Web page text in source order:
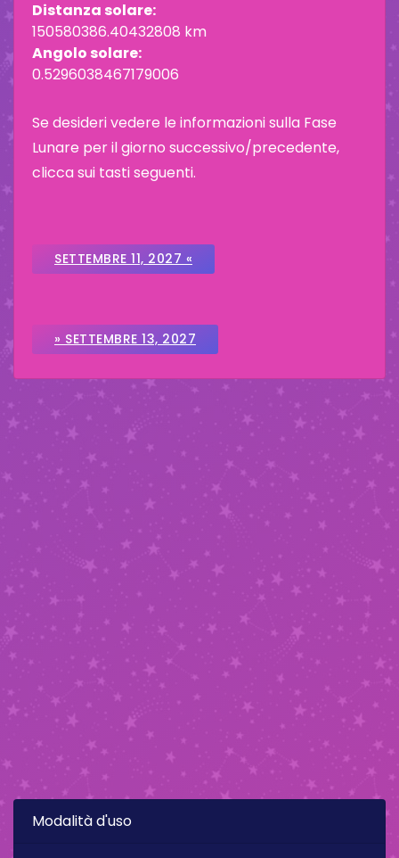
Distanza solare:
150580386.40432808 km
Angolo solare:
0.5296038467179006
Se desideri vedere le informazioni sulla Fase
Lunare per il giorno successivo/precedente,
clicca sui tasti seguenti.
SETTEMBRE 11, 2027 «
» SETTEMBRE 13, 2027
Modalità d'uso